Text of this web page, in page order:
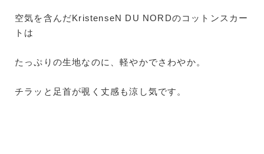
空気を含んだKristenseN DU NORDのコットンスカー
トは
たっぷりの生地なのに、軽やかでさわやか。
チラッと足首が覗く丈感も涼し気です。